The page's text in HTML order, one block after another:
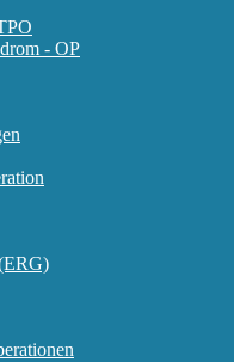
- OP